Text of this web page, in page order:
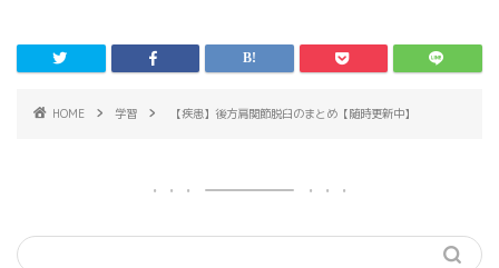
HOME 学習 【疾患】後方肩関節脱臼のまとめ【随時更新中】